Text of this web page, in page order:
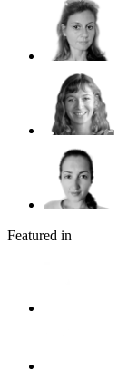
Featured in